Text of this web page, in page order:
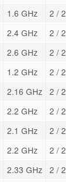
1.6 GHz 2 / 2
2.4 GHz 2 / 2
2.6 GHz 2 / 2
1.2 GHz 2 / 2
2.16 GHz 2 / 2
2.2 GHz 2 / 2
2.1 GHz 2 / 2
2.2 GHz 2 / 2
2.33 GHz 2 / 2